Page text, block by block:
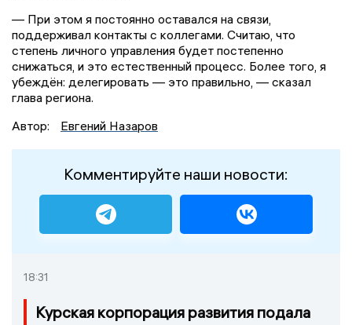
— При этом я постоянно оставался на связи,
поддерживал контакты с коллегами. Считаю, что
степень личного управления будет постепенно
снижаться, и это естественный процесс. Более того, я
убеждён: делегировать — это правильно, — сказал
глава региона.
Автор:
Евгений Назаров
Комментируйте наши новости:
18:31
Курская корпорация развития подала